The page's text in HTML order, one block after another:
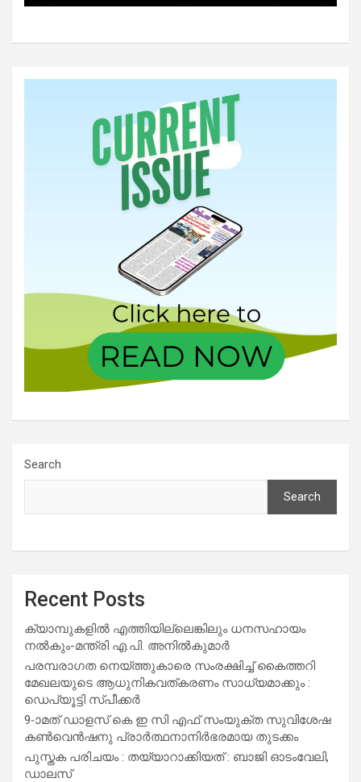
Search
Search
Recent Posts
ക്യാമ്പുകളിൽ എത്തിയില്ലെങ്കിലും ധനസഹായം
നൽകും-മന്ത്രി എ.പി. അനിൽകുമാർ
പരമ്പരാഗത നെയ്ത്തുകാരെ സംരക്ഷിച്ച് കൈത്തറി
മേഖലയുടെ ആധുനികവത്കരണം സാധ്യമാക്കും :
ഡെപ്യൂട്ടി സ്പീക്കർ
9-ാമത് ഡാളസ് കെ ഇ സി എഫ് സംയുക്ത സുവിശേഷ
കൺവെൻഷനു പ്രാർത്ഥനാനിർഭരമായ തുടക്കം
പുസ്തക പരിചയം : തയ്യാറാക്കിയത് : ബാജി ഓടംവേലി,
ഡാലസ്